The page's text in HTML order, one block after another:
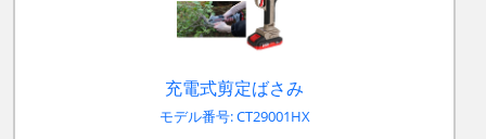
充電式剪定ばさみ
モデル番号: CT29001HX